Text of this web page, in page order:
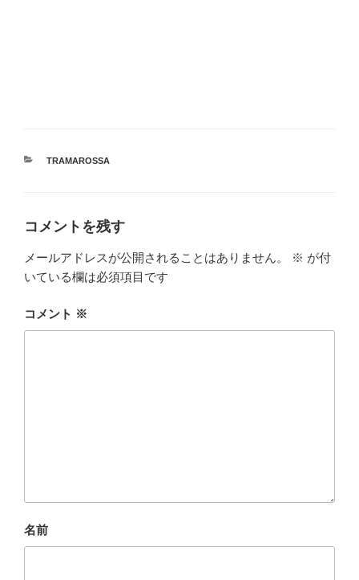
カ
TRAMAROSSA
コメントを残す
メールアドレスが公開されることはありません。 ※ が付
いている欄は必須項目です
コメント ※
名前